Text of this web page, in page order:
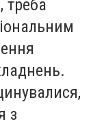
треба
з